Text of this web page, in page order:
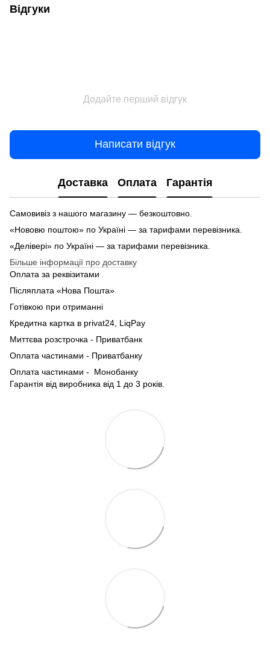
Відгуки
Додайте перший відгук
Написати відгук
Доставка Оплата Гарантія
Самовивіз з нашого магазину — безкоштовно.
«Нововю поштою» по Україні — за тарифами перевізника.
«Делівері» по Україні — за тарифами перевізника.
Більше інформації про доставку
Оплата за реквізитами
Післяплата «Нова Пошта»
Готівкою при отриманні
Кредитна картка в privat24, LiqPay
Миттєва розстрочка - Приватбанк
Оплата частинами - Приватбанку
Оплата частинами - Монобанку
Гарантія від виробника від 1 до 3 років.